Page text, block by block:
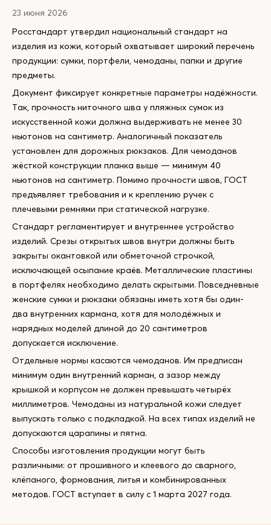
23 июня 2026
Росстандарт утвердил национальный стандарт на
изделия из кожи, который охватывает широкий перечень
продукции: сумки, портфели, чемоданы, папки и другие
предметы.
Документ фиксирует конкретные параметры надёжности.
Так, прочность ниточного шва у пляжных сумок из
искусственной кожи должна выдерживать не менее 30
ньютонов на сантиметр. Аналогичный показатель
установлен для дорожных рюкзаков. Для чемоданов
жёсткой конструкции планка выше — минимум 40
ньютонов на сантиметр. Помимо прочности швов, ГОСТ
предъявляет требования и к креплению ручек с
плечевыми ремнями при статической нагрузке.
Стандарт регламентирует и внутреннее устройство
изделий. Срезы открытых швов внутри должны быть
закрыты окантовкой или обметочной строчкой,
исключающей осыпание краёв. Металлические пластины
в портфелях необходимо делать скрытыми. Повседневные
женские сумки и рюкзаки обязаны иметь хотя бы один-
два внутренних кармана, хотя для молодёжных и
нарядных моделей длиной до 20 сантиметров
допускается исключение.
Отдельные нормы касаются чемоданов. Им предписан
минимум один внутренний карман, а зазор между
крышкой и корпусом не должен превышать четырёх
миллиметров. Чемоданы из натуральной кожи следует
выпускать только с подкладкой. На всех типах изделий не
допускаются царапины и пятна.
Способы изготовления продукции могут быть
различными: от прошивного и клеевого до сварного,
клёпаного, формования, литья и комбинированных
методов. ГОСТ вступает в силу с 1 марта 2027 года.